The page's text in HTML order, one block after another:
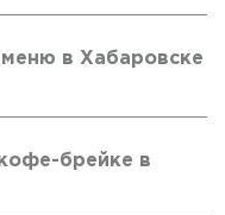
в Хабаровске
брейке в